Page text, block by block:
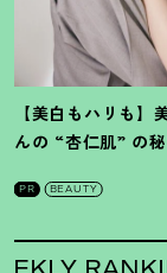
【美白もハリも】
んの “杏仁肌” の
PR BEAUTY